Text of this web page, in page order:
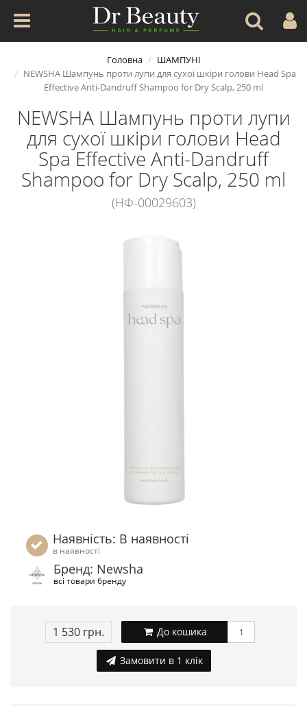
Головна
ШАМПУНІ
NEWSHA Шампунь проти лупи для сухої шкіри голови Head Spa
Effective Anti-Dandruff Shampoo for Dry Scalp, 250 ml
NEWSHA Шампунь проти лупи
для сухої шкіри голови Head
Spa Effective Anti-Dandruff
Shampoo for Dry Scalp, 250 ml
(НФ-00029603)
Наявність: В наявності
в наявності
Бренд: Newsha
всі товари бренду
1 530 грн. До кошика
Замовити в 1 клік